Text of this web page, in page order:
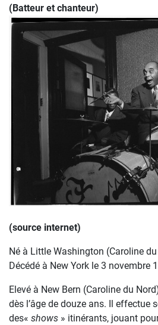
(Batteur et chanteur)
(source internet)
Né à Little Washington (Caroline
Décédé à New York le 3 novembre
Elevé à New Bern (Caroline du
dès l’âge de douze ans. Il effectue
des« shows » itinérants, jouant